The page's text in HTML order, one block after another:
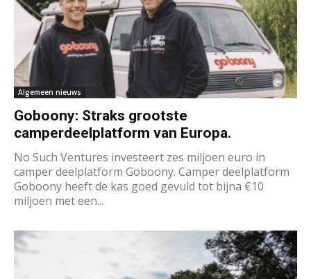
Algemeen nieuws
Goboony: Straks grootste
camperdeelplatform van Europa.
No Such Ventures investeert zes miljoen euro in
camper deelplatform Goboony. Camper deelplatform
Goboony heeft de kas goed gevuld tot bijna €10
miljoen met een...